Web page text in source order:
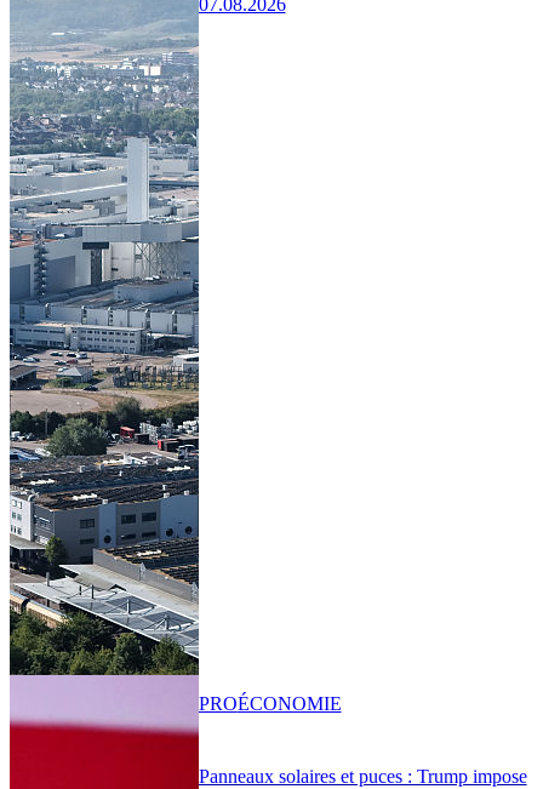
07.08.2026
Panneaux solaires et puces : Trump impose
PROÉCONOMIE